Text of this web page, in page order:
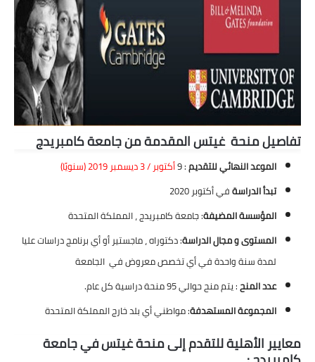
تفاصيل منحة غيتس المقدمة من جامعة كامبريدج
الموعد النهائي للتقديم: 9 أكتوبر / 3 ديسمبر 2019 (سنويًا)
تبدأ الدراسةفي أكتوبر 2020
المؤسسة المضيفة: جامعة كامبريدج ، المملكة المتحدة
المستوى و مجال الدراسة: دكتوراه ، ماجستير أو أي برنامج دراسات عليا
لمدة سنة واحدة في أي تخصص معروض في الجامعة
عدد المنح: يتم منح حوالي 95 منحة دراسية كل عام.
المجموعة المستهدفة: مواطني أي بلد خارج المملكة المتحدة
معايير الأهلية للتقدم إلى منحة غيتس في جامعة